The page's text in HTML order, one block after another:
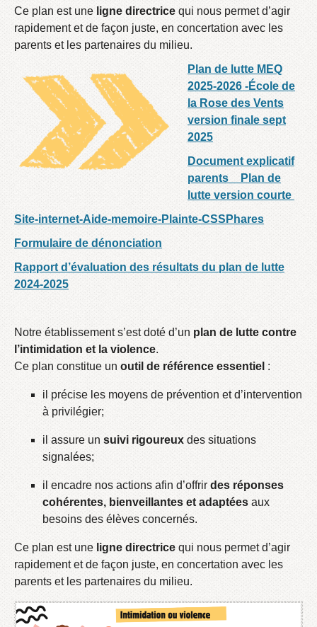
Ce plan est une ligne directrice qui nous permet d’agir
rapidement et de façon juste, en concertation avec les
parents et les partenaires du milieu.
Plan de lutte MEQ
2025-2026 -École de
la Rose des Vents
version finale sept
2025
Document explicatif
parents _ Plan de
lutte version courte
Site-internet-Aide-memoire-Plainte-CSSPhares
Formulaire de dénonciation
Rapport d’évaluation des résultats du plan de lutte
2024-2025
Notre établissement s’est doté d’un plan de lutte contre
l’intimidation et la violence.
Ce plan constitue un outil de référence essentiel :
il précise les moyens de prévention et d’intervention
à privilégier;
il assure un suivi rigoureux des situations
signalées;
il encadre nos actions afin d’offrir des réponses
cohérentes, bienveillantes et adaptées aux
besoins des élèves concernés.
Ce plan est une ligne directrice qui nous permet d’agir
rapidement et de façon juste, en concertation avec les
parents et les partenaires du milieu.